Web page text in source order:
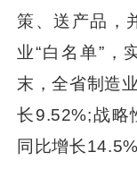
策、送产品，
业“白名单”，
末，全省制造
长9.52%;战略
同比增长14.5%